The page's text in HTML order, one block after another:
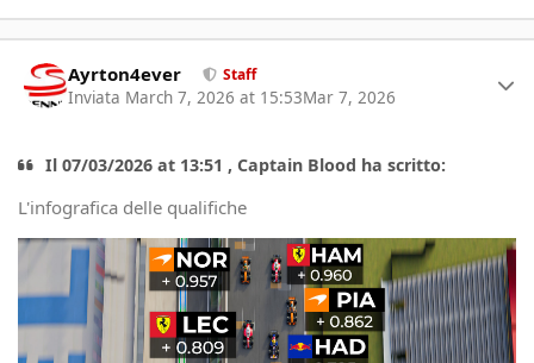
Ayrton4ever Staff
Inviata March 7, 2026 at 15:53Mar 7, 2026
Il 07/03/2026 at 13:51 , Captain Blood ha scritto:
L'infografica delle qualifiche